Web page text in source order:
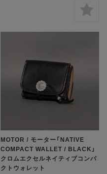
MOTOR / モーター「NATIVE
COMPACT WALLET / BLACK」
クロムエクセルネイティブコンパ
クトウォレット